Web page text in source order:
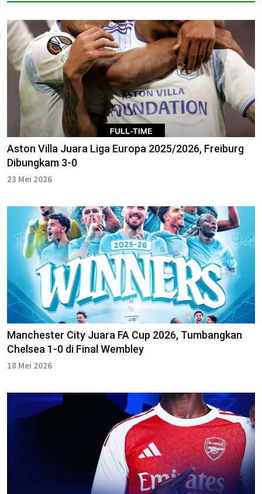
Aston Villa Juara Liga Europa 2025/2026, Freiburg
Dibungkam 3-0
23 Mei 2026
Manchester City Juara FA Cup 2026, Tumbangkan
Chelsea 1-0 di Final Wembley
18 Mei 2026